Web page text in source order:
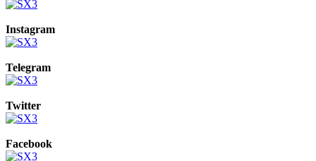
Instagram
Telegram
Twitter
Facebook